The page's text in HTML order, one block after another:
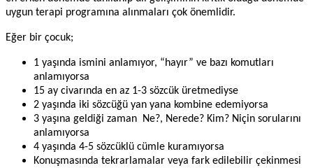
uygun terapi programına alınmaları çok önemlidir.
Eğer bir çocuk;
1 yaşında ismini anlamıyor, “hayır” ve bazı komutları
anlamıyorsa
15 ay civarında en az 1-3 sözcük üretmediyse
2 yaşında iki sözcüğü yan yana kombine edemiyorsa
3 yaşına geldiği zaman Ne?, Nerede? Kim? Niçin sorularını
anlamıyorsa
4 yaşında 4-5 sözcüklü cümle kuramıyorsa
Konuşmasında tekrarlamalar veya fark edilebilir çekinmesi